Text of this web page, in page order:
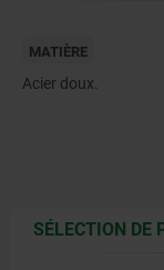
MATIÈRE
Acier doux.
SÉLECTION DE